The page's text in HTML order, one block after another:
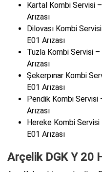
Kartal Kombi Servisi
Arızası
Dilovası Kombi
E01 Arızası
Tuzla Kombi Servisi
Arızası
Şekerpınar Kombi
E01 Arızası
Pendik Kombi Servisi
Arızası
Hereke Kombi
E01 Arızası
Arçelik DGK Y 20